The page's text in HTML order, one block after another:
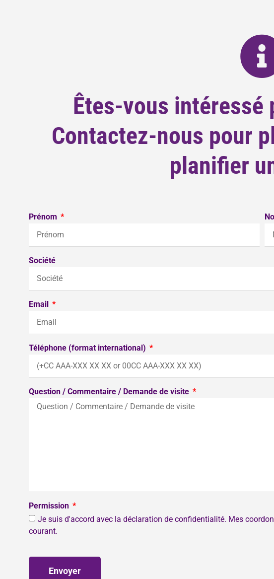
Êtes-vous intéressé
Contactez-nous pour
planifier
Prénom
Société
Email
Téléphone (format international)
Question / Commentaire / Demande de visite
Permission
Je suis d'accord avec la déclaration de confidentialité. Mes
courant.
Envoyer